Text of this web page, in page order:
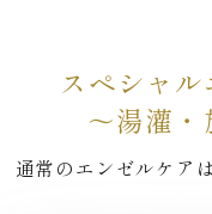
スペシャ
～湯灌
通常のエンゼルケア